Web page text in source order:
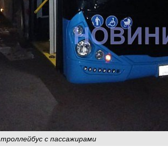
с пассажирами